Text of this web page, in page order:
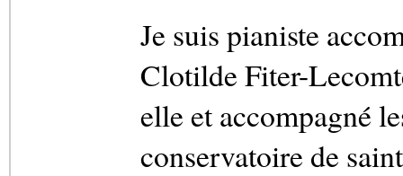
Je suis pianiste
Clotilde Fiter-
elle et accompagné
conservatoire de